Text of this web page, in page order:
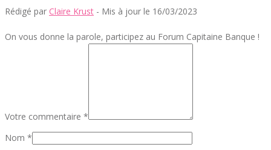
Rédigé par Claire Krust - Mis à jour le 16/03/2023
On vous donne la parole, participez au Forum Capitaine Banque !
Votre commentaire *
Nom *